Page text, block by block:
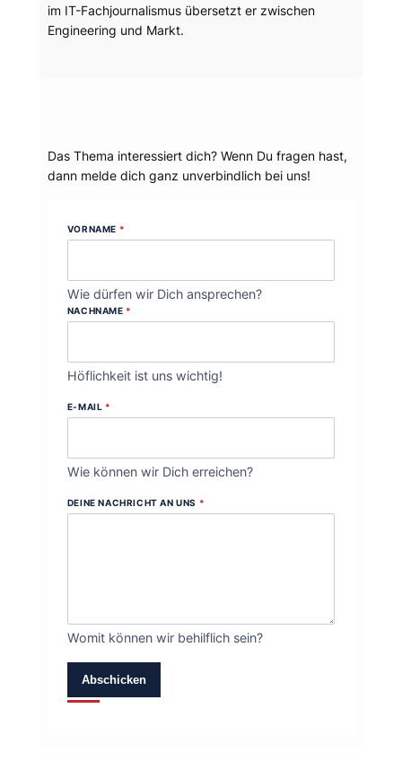
im IT-Fachjournalismus übersetzt er zwischen
Engineering und Markt.
Das Thema interessiert dich? Wenn Du fragen hast,
dann melde dich ganz unverbindlich bei uns!
VORNAME *
Wie dürfen wir Dich ansprechen?
NACHNAME *
Höflichkeit ist uns wichtig!
E-MAIL *
Wie können wir Dich erreichen?
DEINE NACHRICHT AN UNS *
Womit können wir behilflich sein?
Abschicken